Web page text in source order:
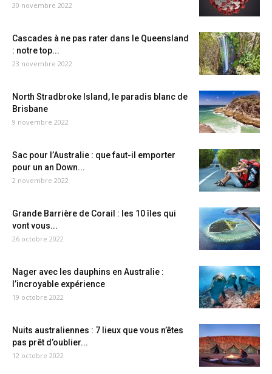
30 novembre 2022
Cascades à ne pas rater dans le Queensland
: notre top...
23 novembre 2022
North Stradbroke Island, le paradis blanc de
Brisbane
9 novembre 2022
Sac pour l’Australie : que faut-il emporter
pour un an Down...
2 novembre 2022
Grande Barrière de Corail : les 10 îles qui
vont vous...
26 octobre 2022
Nager avec les dauphins en Australie :
l’incroyable expérience
19 octobre 2022
Nuits australiennes : 7 lieux que vous n’êtes
pas prêt d’oublier...
12 octobre 2022